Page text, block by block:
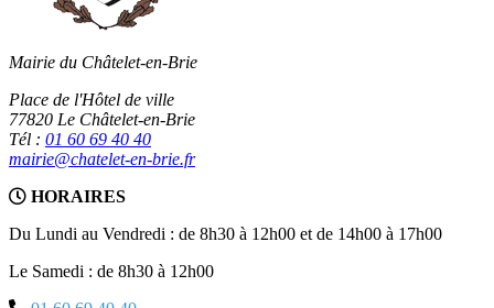
Mairie du Châtelet-en-Brie
Place de l'Hôtel de ville
77820 Le Châtelet-en-Brie
Tél : 01 60 69 40 40
mairie@chatelet-en-brie.fr
HORAIRES
Du Lundi au Vendredi : de 8h30 à 12h00 et de 14h00 à 17h00
Le Samedi : de 8h30 à 12h00